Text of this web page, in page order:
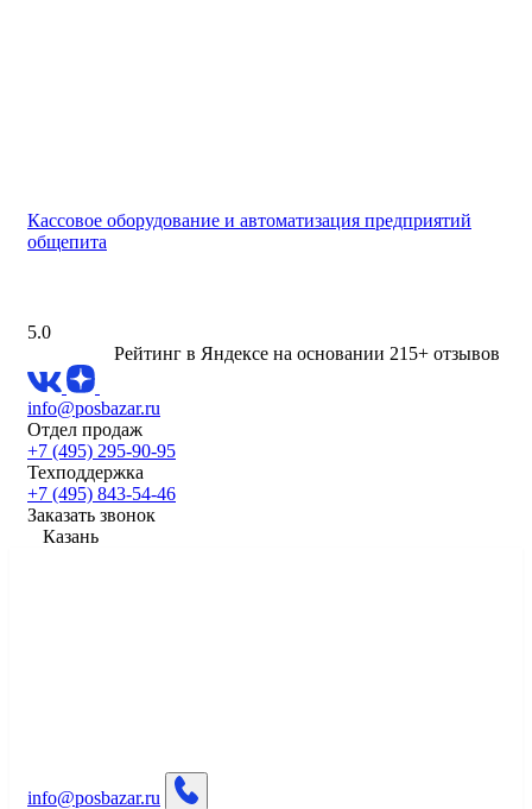
Кассовое оборудование и автоматизация предприятий
общепита
5.0
Рейтинг в Яндексе на основании 215+ отзывов
info@posbazar.ru
Отдел продаж
+7 (495) 295-90-95
Техподдержка
+7 (495) 843-54-46
Заказать звонок
Казань
info@posbazar.ru